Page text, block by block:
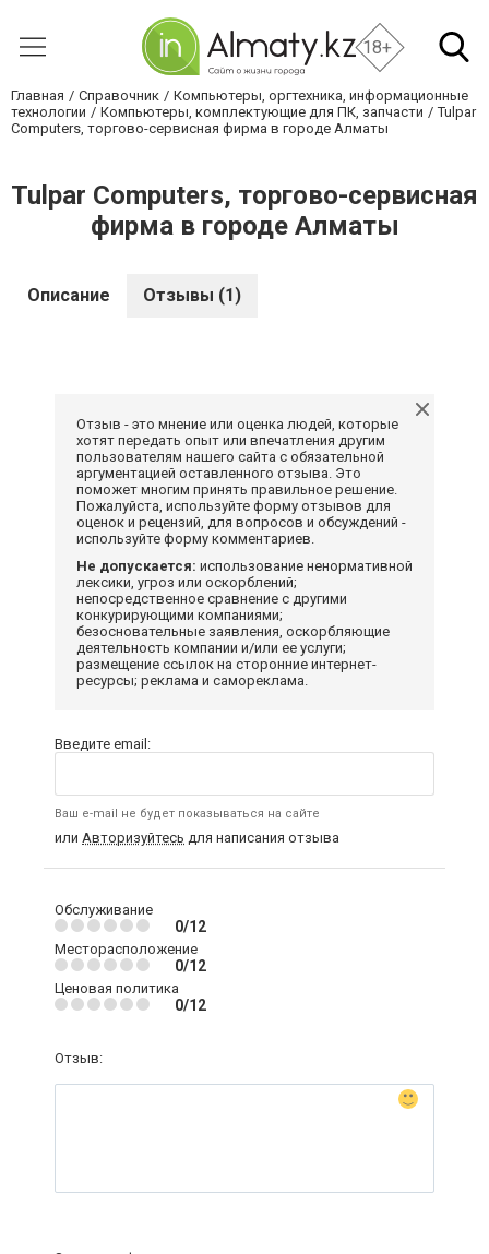
18+
Главная Справочник
Компьютеры, оргтехника, информационные
технологии
Компьютеры, комплектующие для ПК, запчасти
Tulpar
Computers, торгово-сервисная фирма в городе Алматы
Tulpar Computers, торгово-сервисная
фирма в городе Алматы
Описание Отзывы (1)
Отзыв - это мнение или оценка людей, которые
хотят передать опыт или впечатления другим
пользователям нашего сайта с обязательной
аргументацией оставленного отзыва. Это
поможет многим принять правильное решение.
Пожалуйста, используйте форму отзывов для
оценок и рецензий, для вопросов и обсуждений -
используйте форму комментариев.
Не допускается: использование ненормативной
лексики, угроз или оскорблений;
непосредственное сравнение с другими
конкурирующими компаниями;
безосновательные заявления, оскорбляющие
деятельность компании и/или ее услуги;
размещение ссылок на сторонние интернет-
ресурсы; реклама и самореклама.
Введите email:
Ваш e-mail не будет показываться на сайте
или Авторизуйтесь для написания отзыва
Обслуживание
0/12
Месторасположение
0/12
Ценовая политика
0/12
Отзыв: